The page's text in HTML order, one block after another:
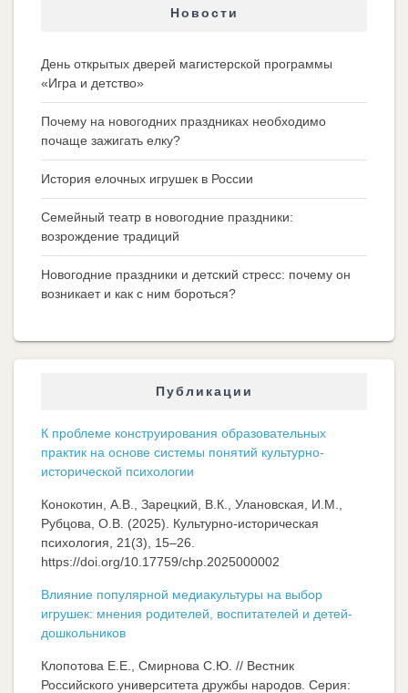
Новости
День открытых дверей магистерской программы
«Игра и детство»
Почему на новогодних праздниках необходимо
почаще зажигать елку?
История елочных игрушек в России
Семейный театр в новогодние праздники:
возрождение традиций
Новогодние праздники и детский стресс: почему он
возникает и как с ним бороться?
Публикации
К проблеме конструирования образовательных
практик на основе системы понятий культурно-
исторической психологии
Конокотин, А.В., Зарецкий, В.К., Улановская, И.М.,
Рубцова, О.В. (2025). Культурно-историческая
психология, 21(3), 15–26.
https://doi.org/10.17759/chp.2025000002
Влияние популярной медиакультуры на выбор
игрушек: мнения родителей, воспитателей и детей-
дошкольников
Клопотова Е.Е., Смирнова С.Ю. // Вестник
Российского университета дружбы народов. Серия: